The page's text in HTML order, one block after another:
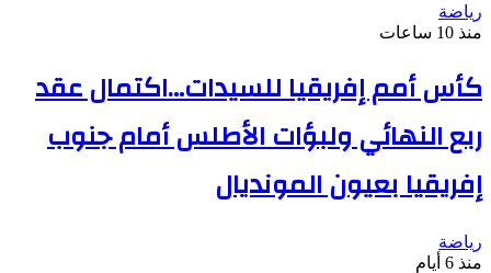
رياضة
منذ 10 ساعات
كأس أمم إفريقيا للسيدات…اكتمال عقد
ربع النهائي ولبؤات الأطلس أمام جنوب
إفريقيا بعيون المونديال
رياضة
منذ 6 أيام